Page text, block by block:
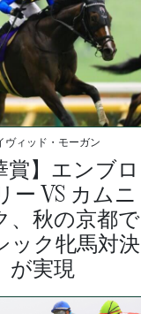
ヴィッド・モーガン
賞】エンブロ
ー VS カムニ
、秋の京都で
ック牝馬対決
が実現